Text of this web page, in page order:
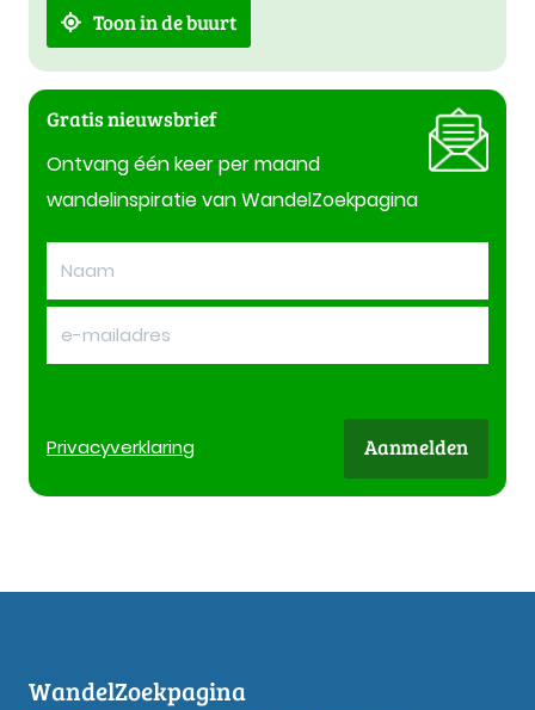
Toon in de buurt
Gratis nieuwsbrief
Ontvang één keer per maand
wandelinspiratie van WandelZoekpagina
Privacyverklaring Aanmelden
WandelZoekpagina